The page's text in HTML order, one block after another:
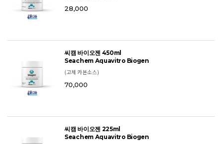
28,000
씨캠 바이오젠 450ml
Seachem Aquavitro Biogen
(고체 카본소스)
70,000
씨캠 바이오젠 225ml
Seachem Aquavitro Biogen